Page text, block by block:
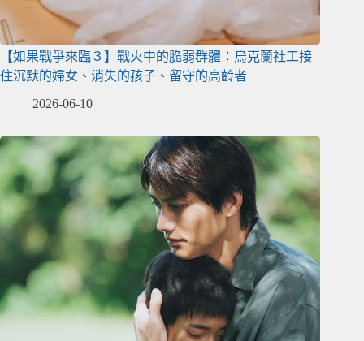
【如果戰爭來臨３】戰火中的脆弱群體：烏克蘭社工接
住沉默的婦女、消失的孩子、留守的高齡者
2026-06-10